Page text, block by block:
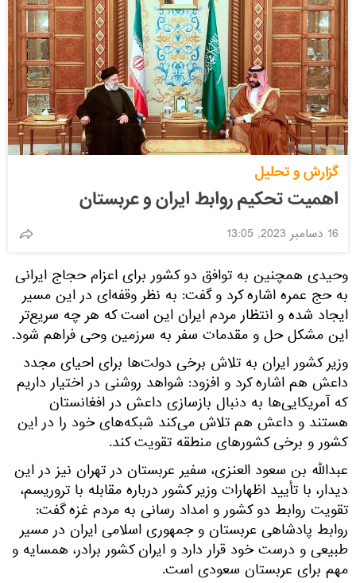
گزارش و تحلیل
اهمیت تحکیم روابط ایران و عربستان
16 دسامبر 2023, 13:05
وحیدی همچنین به توافق دو کشور برای اعزام حجاج ایرانی
به حج عمره اشاره کرد و گفت: به نظر وقفه‌ای در این مسیر
ایجاد شده و انتظار مردم ایران این است که هر چه سریع‌تر
این مشکل حل و مقدمات سفر به سرزمین وحی فراهم شود.
وزیر کشور ایران به تلاش برخی دولت‌ها برای احیای مجدد
داعش هم اشاره کرد و افزود: شواهد روشنی در اختیار داریم
که آمریکایی‌ها به دنبال بازسازی داعش در افغانستان
هستند و داعش هم تلاش می‌کند شبکه‌های خود را در این
کشور و برخی کشورهای منطقه تقویت کند.
عبدالله بن سعود العنزی، سفیر عربستان در تهران نیز در این
دیدار، با تأیید اظهارات وزیر کشور درباره مقابله با تروریسم،
تقویت روابط دو کشور و امداد رسانی به مردم غزه گفت:
روابط پادشاهی عربستان و جمهوری اسلامی ایران در مسیر
طبیعی و درست خود قرار دارد و ایران کشور برادر، همسایه و
مهم برای عربستان سعودی است.